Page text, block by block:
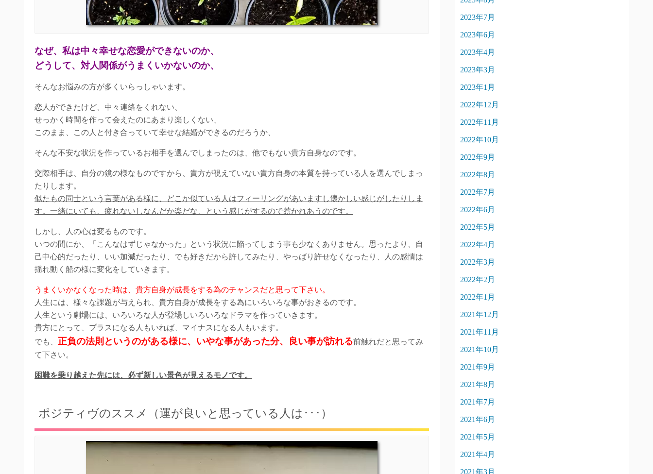
なぜ、私は中々幸せな恋愛ができないのか、
どうして、対人関係がうまくいかないのか、
そんなお悩みの方が多くいらっしゃいます。
恋人ができたけど、中々連絡をくれない、
せっかく時間を作って会えたのにあまり楽しくない、
このまま、この人と付き合っていて幸せな結婚ができるのだろうか、
そんな不安な状況を作っているお相手を選んでしまったのは、他でもない貴方自身なのです。
交際相手は、自分の鏡の様なものですから、貴方が視えていない貴方自身の本質を持っている人を選んでしまっ
たりします。
似たもの同士という言葉がある様に、どこか似ている人はフィーリングがあいますし懐かしい感じがしたりしま
す。一緒にいても、疲れないしなんだか楽だな、という感じがするので惹かれあうのです。
しかし、人の心は変るものです。
いつの間にか、「こんなはずじゃなかった」という状況に陥ってしまう事も少なくありません。思ったより、自
己中心的だったり、いい加減だったり、でも好きだから許してみたり、やっばり許せなくなったり、人の感情は
揺れ動く船の様に変化をしていきます。
うまくいかなくなった時は、貴方自身が成長をする為のチャンスだと思って下さい。
人生には、様々な課題が与えられ、貴方自身が成長をする為にいろいろな事がおきるのです。
人生という劇場には、いろいろな人が登場しいろいろなドラマを作っていきます。
貴方にとって、プラスになる人もいれば、マイナスになる人もいます。
でも、 正負の法則というのがある様に、いやな事があった分、良い事が訪れる前触れだと思ってみ
て下さい。
困難を乗り越えた先には、必ず新しい景色が見えるモノです。
ポジティヴのススメ（運が良いと思っている人は･･･）
2023年7月
2023年6月
2023年4月
2023年3月
2023年1月
2022年12月
2022年11月
2022年10月
2022年9月
2022年8月
2022年7月
2022年6月
2022年5月
2022年4月
2022年3月
2022年2月
2022年1月
2021年12月
2021年11月
2021年10月
2021年9月
2021年8月
2021年7月
2021年6月
2021年5月
2021年4月
2021年3月